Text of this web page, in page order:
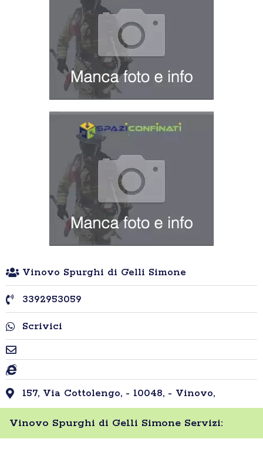
Vinovo Spurghi di Gelli Simone
3392953059
Scrivici
157, Via Cottolengo, - 10048, - Vinovo,
Vinovo Spurghi di Gelli Simone Servizi: